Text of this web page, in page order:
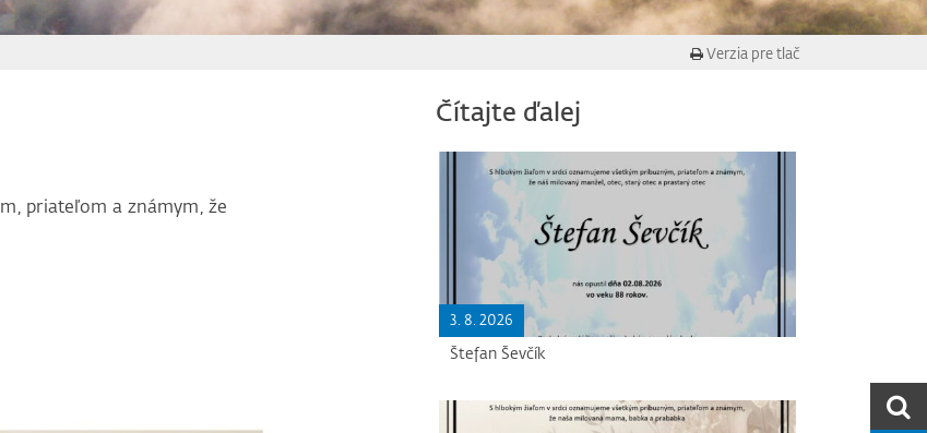
Verzia pre tlač
priateľom a známym, že
Čítajte ďalej
3. 8. 2026
Štefan Ševčík